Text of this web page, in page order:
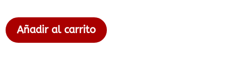
Añadir al carrito